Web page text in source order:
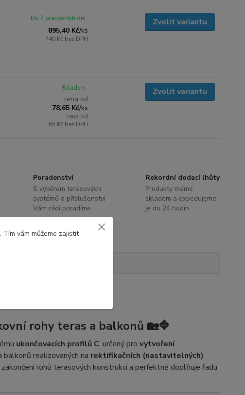
895,40 Kč/ks
740 Kč bez DPH
Do 7 pracovních dní Zvolit variantu
cena od
78,65 Kč/ks
cena od
65 Kč bez DPH
Skladem Zvolit variantu
Poradenství
S výběrem terasových
systémů a příslušenství
Vám rádi poradíme
Rekordní dodací lhůty
Produkty máme
skladem a expedujeme
je do 24 hodin
rohy teras a balkonů 🏡🔷
ukončovacích profilů C, určený pro vytvoření
balkonů realizovaných na rektifikačních (nastavitelných)
rohů terasových konstrukcí a perfektně doplňuje řadu
vám můžeme zajistit